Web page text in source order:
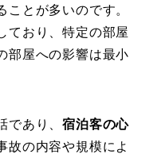
とが多いのです。
ており、特定の部屋
部屋への影響は最小
であり、宿泊客の心
故の内容や規模によ